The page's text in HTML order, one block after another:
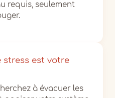
requis, seulement
stress est votre
à évacuer les